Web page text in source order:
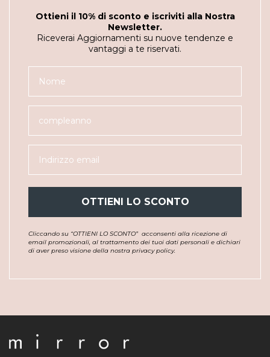
Ottieni il 10% di sconto e iscriviti alla Nostra
Newsletter.
Riceverai Aggiornamenti su nuove tendenze e
vantaggi a te riservati.
OTTIENI LO SCONTO
Cliccando su “OTTIENI LO SCONTO” acconsenti alla ricezione di
email promozionali, al trattamento dei tuoi dati personali e dichiari
di aver preso visione della nostra privacy policy.